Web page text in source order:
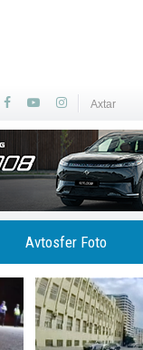
Avtosfer Foto